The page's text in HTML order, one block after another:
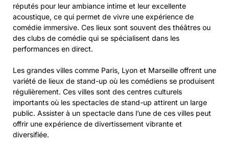
réputés pour leur ambiance intime et leur excellente
acoustique, ce qui permet de vivre une expérience de
comédie immersive. Ces lieux sont souvent des théâtres ou
des clubs de comédie qui se spécialisent dans les
performances en direct.
Les grandes villes comme Paris, Lyon et Marseille offrent une
variété de lieux de stand-up où les comédiens se produisent
régulièrement. Ces villes sont des centres culturels
importants où les spectacles de stand-up attirent un large
public. Assister à un spectacle dans l’une de ces villes peut
offrir une expérience de divertissement vibrante et
diversifiée.